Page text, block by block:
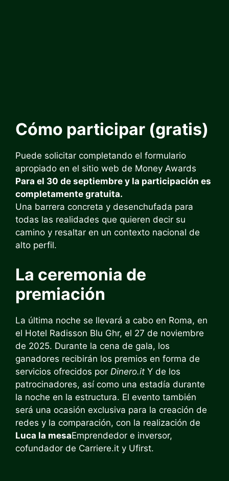
Cómo participar (gratis)
Puede solicitar completando el formulario
apropiado en el sitio web de Money Awards
Para el 30 de septiembre y la participación es
completamente gratuita.
Una barrera concreta y desenchufada para
todas las realidades que quieren decir su
camino y resaltar en un contexto nacional de
alto perfil.
La ceremonia de
premiación
La última noche se llevará a cabo en Roma, en
el Hotel Radisson Blu Ghr, el 27 de noviembre
de 2025. Durante la cena de gala, los
ganadores recibirán los premios en forma de
servicios ofrecidos por Dinero.it Y de los
patrocinadores, así como una estadía durante
la noche en la estructura. El evento también
será una ocasión exclusiva para la creación de
redes y la comparación, con la realización de
Luca la mesaEmprendedor e inversor,
cofundador de Carriere.it y Ufirst.